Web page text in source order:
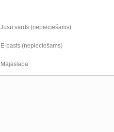
Jūsu vārds (nepieciešams)
E-pasts (nepieciešams)
Mājaslapa